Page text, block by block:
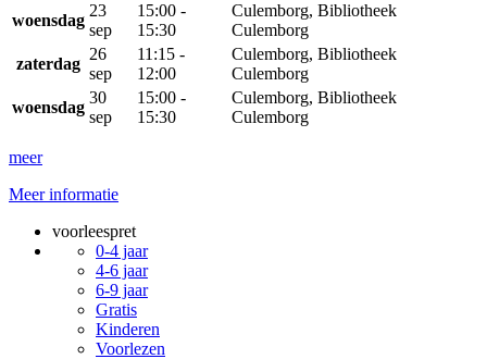
woensdag
23
sep
15:00 -
15:30
Culemborg, Bibliotheek
Culemborg
zaterdag
26
sep
11:15 -
12:00
Culemborg, Bibliotheek
Culemborg
woensdag
30
sep
15:00 -
15:30
Culemborg, Bibliotheek
Culemborg
meer
Meer informatie
voorleespret
0-4 jaar
4-6 jaar
6-9 jaar
Gratis
Kinderen
Voorlezen